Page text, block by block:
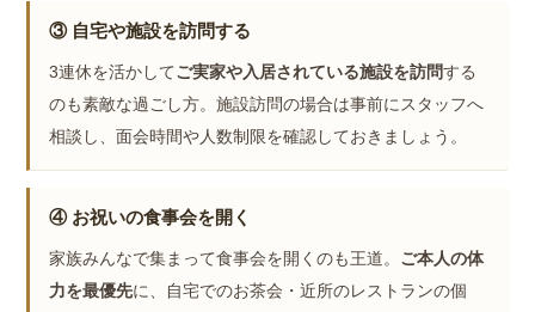
③ 自宅や施設を訪問する
3連休を活かしてご実家や入居されている施設を訪問する
のも素敵な過ごし方。施設訪問の場合は事前にスタッフへ
相談し、面会時間や人数制限を確認しておきましょう。
④ お祝いの食事会を開く
家族みんなで集まって食事会を開くのも王道。 ご本人の体
力を最優先に、自宅でのお茶会・近所のレストランの個